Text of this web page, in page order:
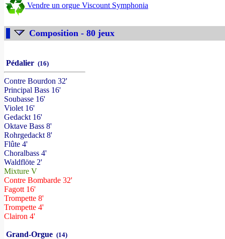
Vendre un orgue Viscount Symphonia
Composition - 80 jeux
Pédalier (16)
Contre Bourdon 32'
Principal Bass 16'
Soubasse 16'
Violet 16'
Gedackt 16'
Oktave Bass 8'
Rohrgedackt 8'
Flûte 4'
Choralbass 4'
Waldflöte 2'
Mixture V
Contre Bombarde 32'
Fagott 16'
Trompette 8'
Trompette 4'
Clairon 4'
Grand-Orgue (14)